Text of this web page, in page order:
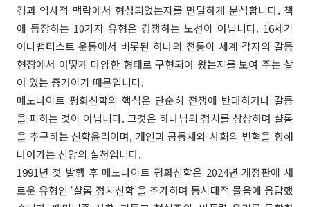
경과 역사적 맥락에서 형성되었는지를 면밀하게 분석합니다. 책
에 등장하는 10가지 유형은 경쟁하는 노선이 아닙니다. 16세기
아나뱁티스트 운동에서 비롯된 하나의 전통이 세계 각지의 갈등
현장에서 어떻게 다양한 형태로 구현되어 왔는지를 보여 주는 살
아 있는 증거이기 때문입니다.
메노나이트 평화신학의 핵심은 단순히 전쟁에 반대하거나 갈등
을 피하는 것이 아닙니다. 그것은 하나님의 정치를 상상하며 샬롬
을 추구하는 신학윤리이며, 개인과 공동체와 사회의 변혁을 향해
나아가는 신앙의 실천입니다.
1991년 첫 발행 후 메노나이트 평화신학은 2024년 개정판에 새
로운 유형인 ‘샬롬 정치신학’을 추가하며 동시대적 물음에 응답했